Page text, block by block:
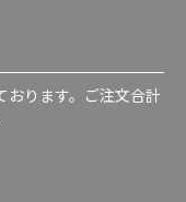
おります。ご注文合計